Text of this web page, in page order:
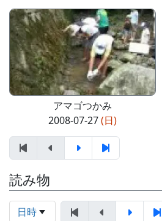
アマゴつかみ
2008-07-27(日)
読み物
日時